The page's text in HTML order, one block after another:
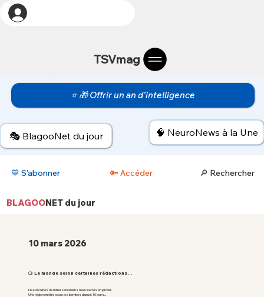
TSVmag
💙 S’abonner 🔑 Accéder 🔎 Rechercher
🎭 BlagooNet du jour
⭐ 🎁 Offrir un an d’intelligence
🧠 NeuroNews à la Une
BLAGOONETdu jour
10 mars 2026
📺 Le monde selon certaines rédactions...
Des dizaines de milliers d’Iraniens massacrés en janvier.
Une région entière sous les bombes depuis 10 jours...